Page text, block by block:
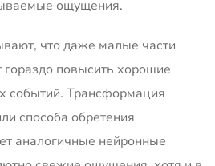
ощущения.
что даже малые части
гораздо повысить хорошие
событий. Трансформация
способа обретения
аналогичные нейронные